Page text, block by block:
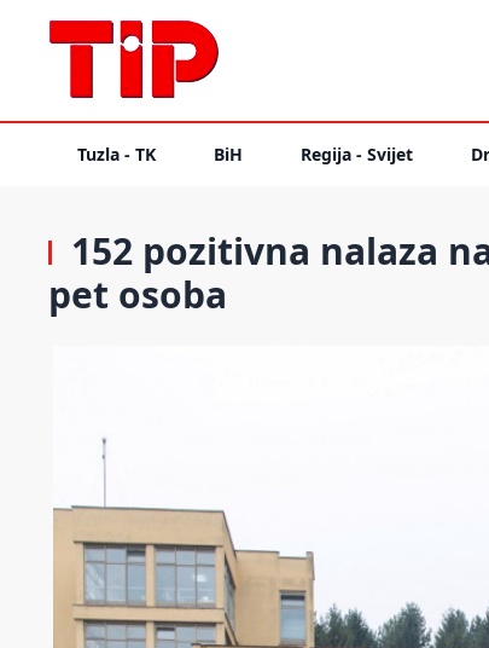
Tuzla - TK BiH Regija - Svijet
152 pozitivna nalaza
pet osoba